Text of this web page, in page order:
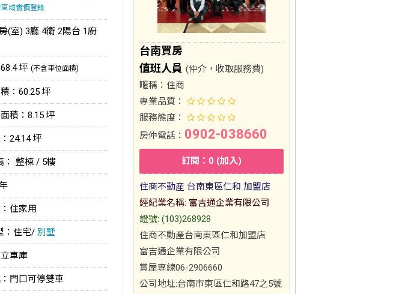
域實價登錄
(室) 3廳 4衛 2陽台 1廚
坪 (不含車位面積)
：60.25 坪
積：8.15 坪
24.14 坪
： 整棟 / 5樓
住家用
：住宅/ 別墅
車庫
門口可停雙車
台南買房
值班人員 (仲介，收取服務費)
暱稱： 住商
專業品質：
服務態度：
房仲電話： 0902-038660
訂閱：0 (加入)
住商不動産 台南東區仁和 加盟店
經紀業名稱: 富吉通企業有限公司
證號: (103)268928
住商不動產台南東區仁和加盟店
富吉通企業有限公司
賞屋專線06-2906660
公司地址:台南市東區仁和路47之5號